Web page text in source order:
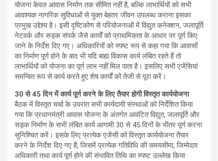
योजना केवल आवास निर्माण तक सीमित नहीं है, बल्कि लाभार्थियों को सभी
आवश्यक नागरिक सुविधाओं से युक्त बेहतर जीवन उपलब्ध कराना इसका
प्रमुख उद्देश्य है। इसी दृष्टिकोण से परियोजनाओं में विद्युत कनेक्शन, जलापूर्ति
नेटवर्क और सड़क संपर्क जैसे कार्यों को प्राथमिकता के आधार पर पूर्ण किए
जाने के निर्देश दिए गए। अधिकारियों को स्पष्ट रूप से कहा गया कि आवासों
का निर्माण पूर्ण होने के बाद भी यदि बाह्य विकास कार्य लंबित रहते हैं तो
लाभार्थियों को योजना का पूर्ण लाभ नहीं मिल पाता है। इसलिए सभी एजेंसियां
समन्वित रूप से कार्य करते हुए शेष कार्यों को तेजी से पूरा करें।
30 से 45 दिन में कार्य पूर्ण करने के लिए तैयार होगी विस्तृत कार्ययोजना
बैठक में विस्तृत चर्चा के उपरांत सभी कार्यदायी संस्थाओं को निर्देशित किया
गया कि प्रधानमंत्री आवास योजना के अंतर्गत आवंटित विद्युत, जलापूर्ति और
सड़क निर्माण के सभी लंबित कार्य आगामी 30 से 45 दिनों के भीतर पूर्ण करना
सुनिश्चित करें। इसके लिए प्रत्येक एजेंसी को विस्तृत कार्ययोजना तैयार
करने के निर्देश दिए गए हैं, जिसमें प्रत्येक गतिविधि की समयसीमा, जिम्मेदार
अधिकारी तथा कार्य पूर्ण होने की संभावित तिथि का स्पष्ट उल्लेख किया